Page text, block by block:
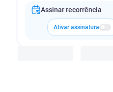
Assinar recorrência
Ativar assinatura